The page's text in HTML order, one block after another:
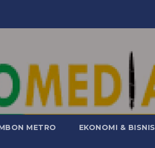
METRO EKONOMI & BISNIS